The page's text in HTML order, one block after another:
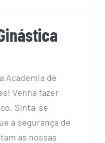
Academia de
Venha fazer
Sinta-se
a segurança de
as nossas